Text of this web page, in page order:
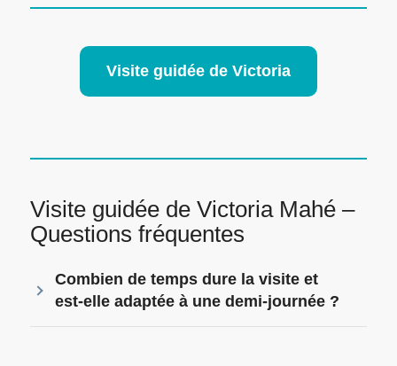
Visite guidée de Victoria
Visite guidée de Victoria Mahé –
Questions fréquentes
Combien de temps dure la visite et
est-elle adaptée à une demi-journée ?